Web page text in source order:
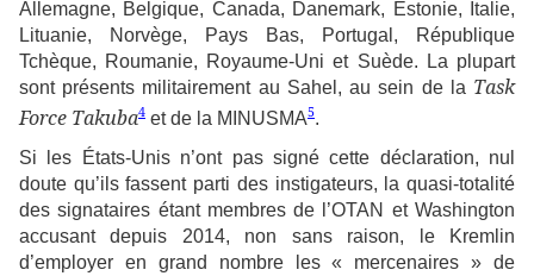
Allemagne, Belgique, Canada, Danemark, Estonie, Italie,
Lituanie, Norvège, Pays Bas, Portugal, République
Tchèque, Roumanie, Royaume-Uni et Suède. La plupart
sont présents militairement au Sahel, au sein de la Task
Force Takuba4 et de la MINUSMA5.
Si les États-Unis n’ont pas signé cette déclaration, nul
doute qu’ils fassent parti des instigateurs, la quasi-totalité
des signataires étant membres de l’OTAN et Washington
accusant depuis 2014, non sans raison, le Kremlin
d’employer en grand nombre les « mercenaires » de